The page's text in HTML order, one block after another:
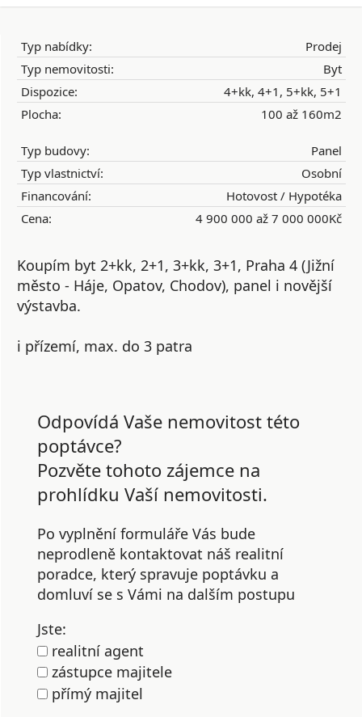
Typ nabídky:
Prodej
Typ nemovitosti:
Byt
Dispozice:
4+kk, 4+1, 5+kk, 5+1
Plocha:
100 až 160m2
Typ budovy:
Panel
Typ vlastnictví:
Osobní
Financování:
Hotovost / Hypotéka
Cena:
4 900 000 až 7 000 000Kč
Koupím byt 2+kk, 2+1, 3+kk, 3+1, Praha 4 (Jižní
město - Háje, Opatov, Chodov), panel i novější
výstavba.
i přízemí, max. do 3 patra
Odpovídá Vaše nemovitost této
poptávce?
Pozvěte tohoto zájemce na
prohlídku Vaší nemovitosti.
Po vyplnění formuláře Vás bude
neprodleně kontaktovat náš realitní
poradce, který spravuje poptávku a
domluví se s Vámi na dalším postupu
Jste:
realitní agent
zástupce majitele
přímý majitel